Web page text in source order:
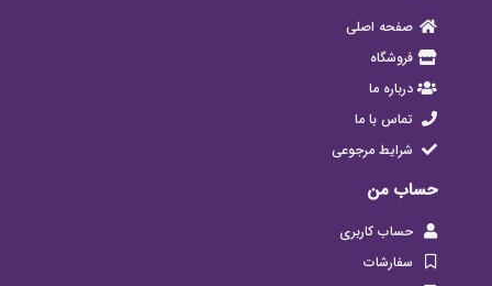
صفحه اصلی
فروشگاه
درباره ما
تماس با ما
شرایط مرجوعی
حساب من
حساب کاربری
سفارشات